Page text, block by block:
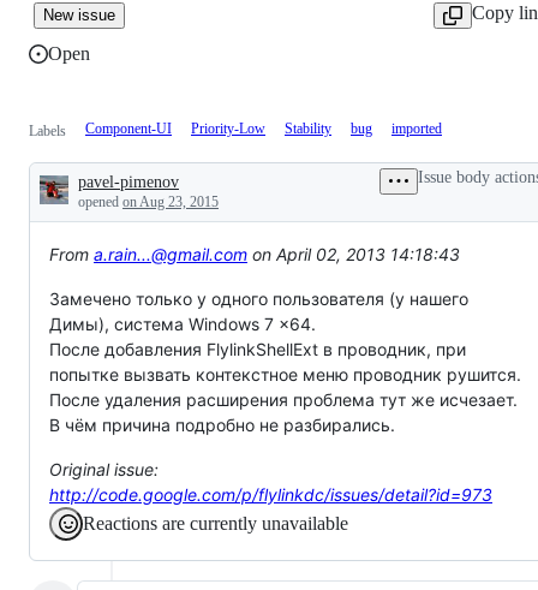
New issue
Copy
Open
Labels Component-UI Priority-Low Stability bug imported
Description
pavel-pimenov
opened on Aug 23, 2015
Issue body
From a.rain...@gmail.com on April 02, 2013 14:18:43
Замечено только у одного пользователя (у нашего
Димы), система Windows 7 x64.
После добавления FlylinkShellExt в проводник, при
попытке вызвать контекстное меню проводник рушится.
После удаления расширения проблема тут же исчезает.
В чём причина подробно не разбирались.
Original issue:
http://code.google.com/p/flylinkdc/issues/detail?id=973
Reactions are currently unavailable